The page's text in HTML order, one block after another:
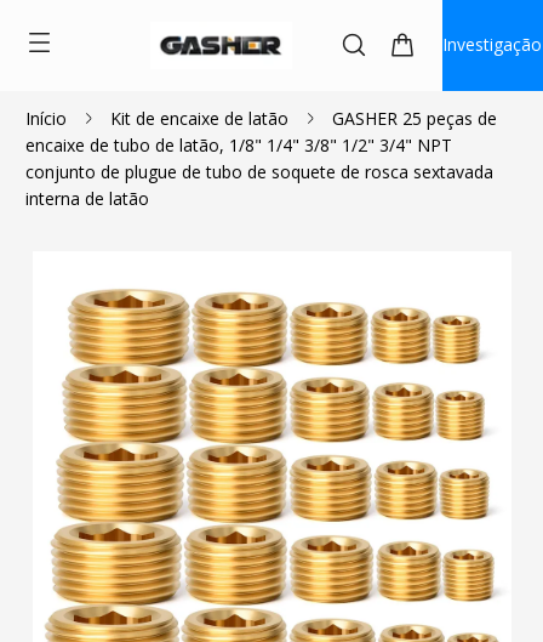
Investigação
Início Kit de encaixe de latão
GASHER 25 peças de
encaixe de tubo de latão, 1/8" 1/4" 3/8" 1/2" 3/4" NPT
conjunto de plugue de tubo de soquete de rosca sextavada
interna de latão
$18.44